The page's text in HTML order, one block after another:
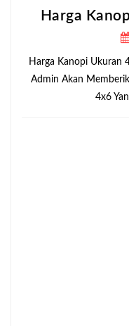
Harga
Harga Kanopi Ukuran
Admin Akan
4x6